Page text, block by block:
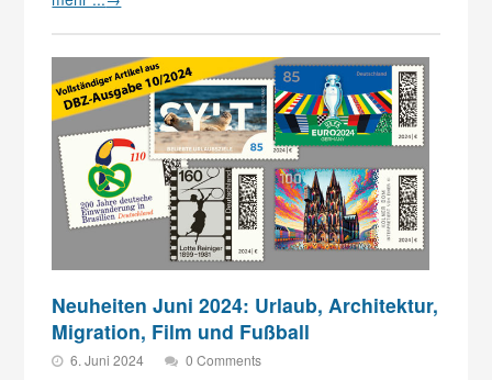
Neuheiten Juni 2024: Urlaub, Architektur,
Migration, Film und Fußball
6. Juni 2024 0 Comments